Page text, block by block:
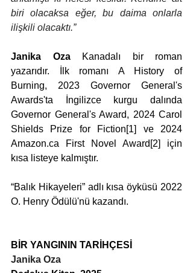
biri olacaksa eğer, bu daima onlarla
ilişkili olacaktı.”
Janika Oza Kanadalı bir roman
yazarıdır. İlk romanı A History of
Burning, 2023 Governor General's
Awards'ta İngilizce kurgu dalında
Governor General's Award, 2024 Carol
Shields Prize for Fiction[1] ve 2024
Amazon.ca First Novel Award[2] için
kısa listeye kalmıştır.
“Balık Hikayeleri” adlı kısa öyküsü 2022
O. Henry Ödülü'nü kazandı.
BİR YANGININ TARİHÇESİ
Janika Oza